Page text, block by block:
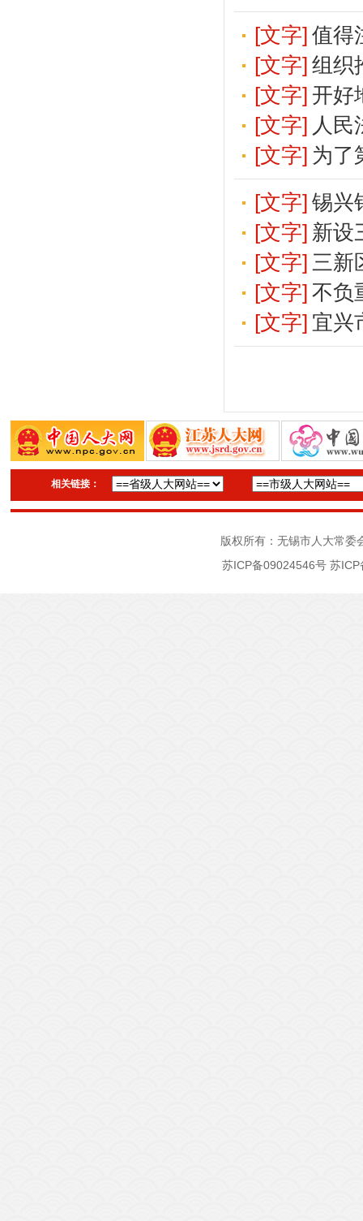
[文字] 值得
[文字] 组织
[文字] 开好
[文字] 人民
[文字] 为了
[文字] 锡兴
[文字] 新设
[文字] 三新
[文字] 不负
[文字] 宜兴
相关链接：
版权所有：无锡市人大常
苏ICP备09024546号 苏ICP